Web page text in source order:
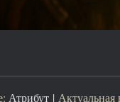
Атрибут | Актуальная